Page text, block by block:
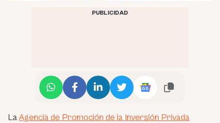
PUBLICIDAD
La Agencia de Promoción de la Inversión Privada